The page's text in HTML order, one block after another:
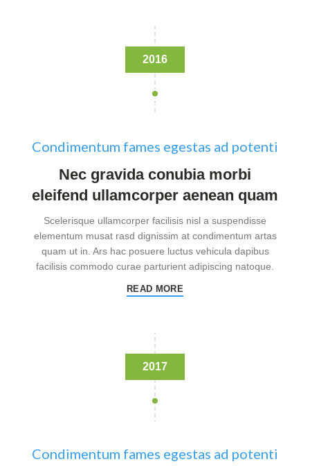
2016
Condimentum fames egestas ad potenti
Nec gravida conubia morbi
eleifend ullamcorper aenean quam
Scelerisque ullamcorper facilisis nisl a suspendisse
elementum musat rasd dignissim at condimentum artas
quam ut in. Ars hac posuere luctus vehicula dapibus
facilisis commodo curae parturient adipiscing natoque.
READ MORE
2017
Condimentum fames egestas ad potenti